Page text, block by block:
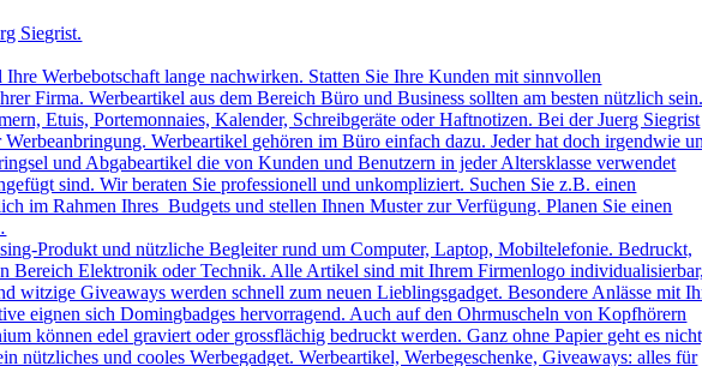
Siegrist.
Werbebotschaft lange nachwirken. Statten Sie Ihre Kunden mit sinnvollen
Firma. Werbeartikel aus dem Bereich Büro und Business sollten am besten nützlich
Etuis, Portemonnaies, Kalender, Schreibgeräte oder Haftnotizen. Bei der Juerg Siegrist
Werbeartikel gehören im Büro einfach dazu. Jeder hat doch irgendwie
und Abgabeartikel die von Kunden und Benutzern in jeder Altersklasse verwendet
sind. Wir beraten Sie professionell und unkompliziert. Suchen Sie z.B. einen
im Rahmen Ihres Budgets und stellen Ihnen Muster zur Verfügung. Planen Sie einen
Produkt und nützliche Begleiter rund um Computer, Laptop, Mobiltelefonie. Bedruckt,
Bereich Elektronik oder Technik. Alle Artikel sind mit Ihrem Firmenlogo
Giveaways werden schnell zum neuen Lieblingsgadget. Besondere Anlässe mit
eignen sich Domingbadges hervorragend. Auch auf den Ohrmuscheln von Kopfhörern
können edel graviert oder grossflächig bedruckt werden. Ganz ohne Papier geht es
nützliches und cooles Werbegadget. Werbeartikel, Werbegeschenke, Giveaways: alles für